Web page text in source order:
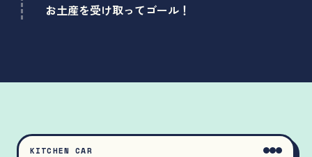
お土産を受け取ってゴール！
KITCHEN CAR